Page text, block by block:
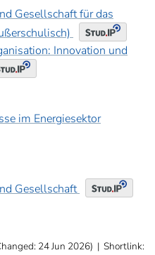
Gesellschaft für das
Innovation und
im Energiesektor
Gesellschaft
24 Jun 2026) | Shortlink: